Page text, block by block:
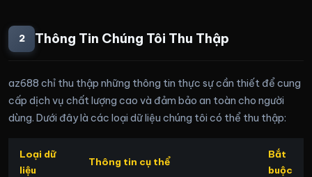
2 Thông Tin Chúng Tôi Thu Thập
az688 chỉ thu thập những thông tin thực sự cần thiết để cung
cấp dịch vụ chất lượng cao và đảm bảo an toàn cho người
dùng. Dưới đây là các loại dữ liệu chúng tôi có thể thu thập:
Loại dữ
liệu
Thông tin cụ thể
Bắt
buộc